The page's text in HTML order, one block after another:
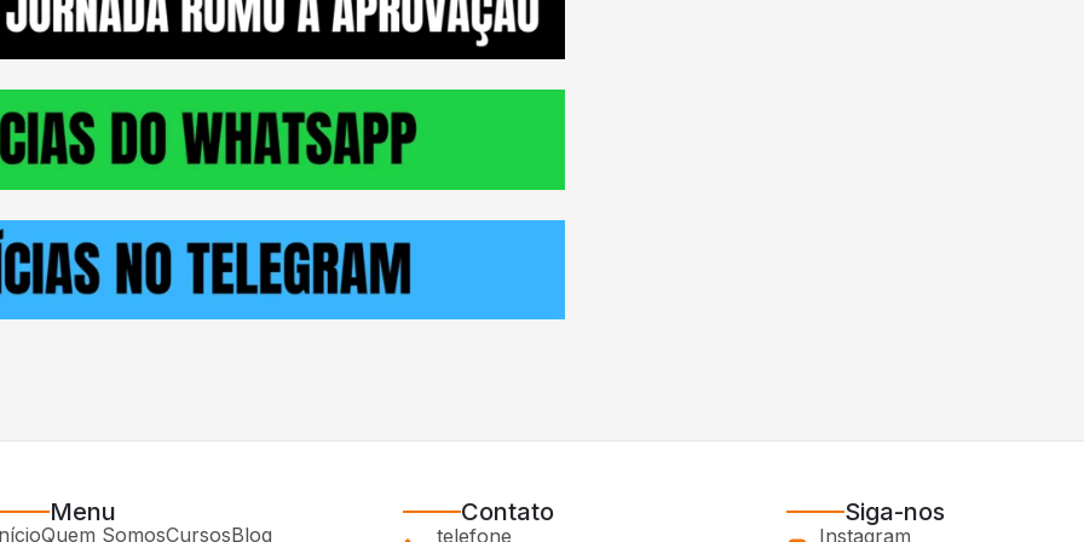
Menu
Quem SomosCursosBlog
Contato
telefone
Siga-nos
Instagram